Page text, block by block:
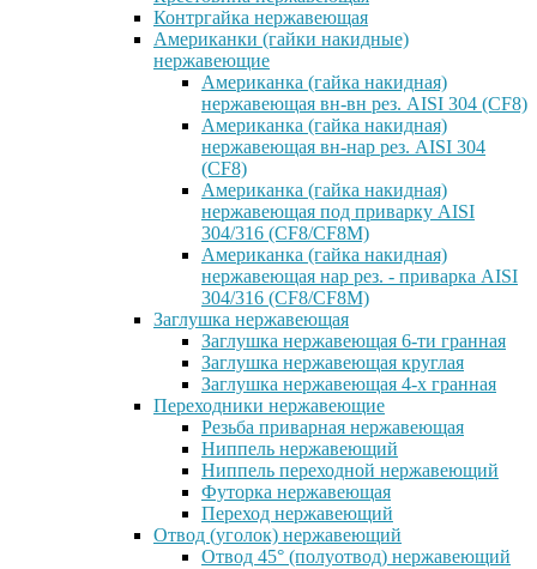
Контргайка нержавеющая
Американки (гайки накидные)
нержавеющие
Американка (гайка накидная)
нержавеющая вн-вн рез. AISI 304 (CF8)
Американка (гайка накидная)
нержавеющая вн-нар рез. AISI 304
(CF8)
Американка (гайка накидная)
нержавеющая под приварку AISI
304/316 (CF8/CF8M)
Американка (гайка накидная)
нержавеющая нар рез. - приварка AISI
304/316 (CF8/CF8M)
Заглушка нержавеющая
Заглушка нержавеющая 6-ти гранная
Заглушка нержавеющая круглая
Заглушка нержавеющая 4-х гранная
Переходники нержавеющие
Резьба приварная нержавеющая
Ниппель нержавеющий
Ниппель переходной нержавеющий
Футорка нержавеющая
Переход нержавеющий
Отвод (уголок) нержавеющий
Отвод 45° (полуотвод) нержавеющий